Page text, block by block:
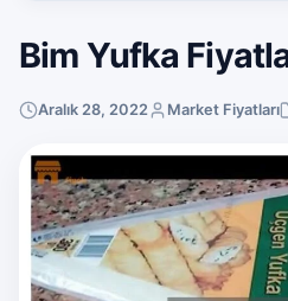
Bim Yufka
Aralık 28, 2022 Market Fiyatları